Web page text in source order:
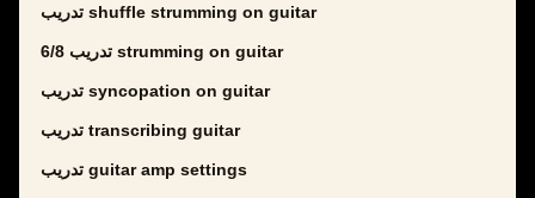
تدريب shuffle strumming on guitar
تدريب 6/8 strumming on guitar
تدريب syncopation on guitar
تدريب transcribing guitar
تدريب guitar amp settings